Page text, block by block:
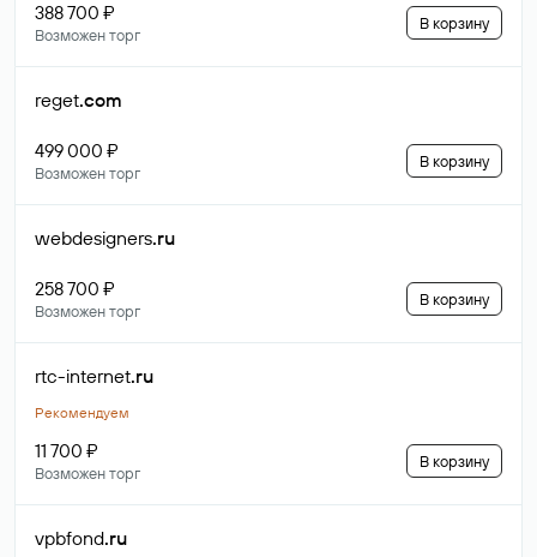
388 700 ₽
Возможен торг
В корзину
reget.com
499 000 ₽
Возможен торг
В корзину
webdesigners.ru
258 700 ₽
Возможен торг
В корзину
rtc-internet.ru
Рекомендуем
11 700 ₽
Возможен торг
В корзину
vpbfond.ru